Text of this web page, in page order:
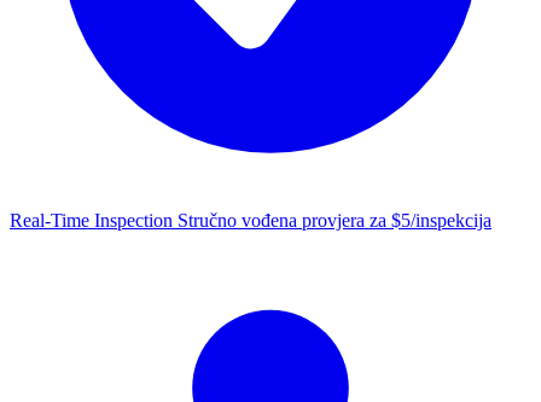
Real-Time Inspection Stručno vođena provjera za $5/inspekcija